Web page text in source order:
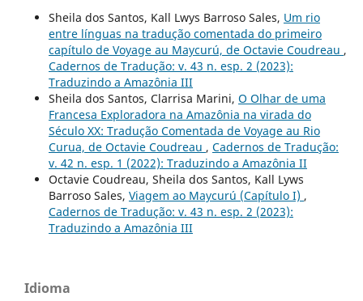
Sheila dos Santos, Kall Lwys Barroso Sales, Um rio
entre línguas na tradução comentada do primeiro
capítulo de Voyage au Maycurú, de Octavie Coudreau ,
Cadernos de Tradução: v. 43 n. esp. 2 (2023):
Traduzindo a Amazônia III
Sheila dos Santos, Clarrisa Marini, O Olhar de uma
Francesa Exploradora na Amazônia na virada do
Século XX: Tradução Comentada de Voyage au Rio
Curua, de Octavie Coudreau , Cadernos de Tradução:
v. 42 n. esp. 1 (2022): Traduzindo a Amazônia II
Octavie Coudreau, Sheila dos Santos, Kall Lyws
Barroso Sales, Viagem ao Maycurú (Capítulo I) ,
Cadernos de Tradução: v. 43 n. esp. 2 (2023):
Traduzindo a Amazônia III
Idioma